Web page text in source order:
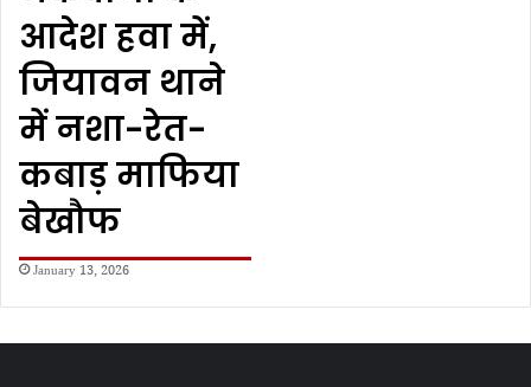
आदेश हवा में,
जियावन थाने
में नशा-रेत-
कबाड़ माफिया
बेखौफ
January 13, 2026